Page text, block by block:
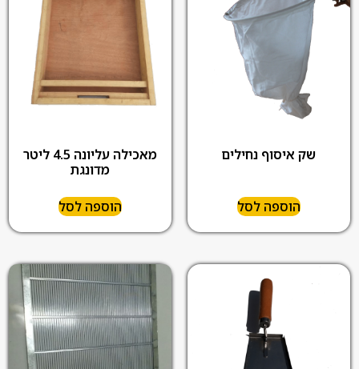
שק איסוף נחילים
הוספה לסל
מאכילה עליונה 4.5 ליטר
מדונגת
הוספה לסל